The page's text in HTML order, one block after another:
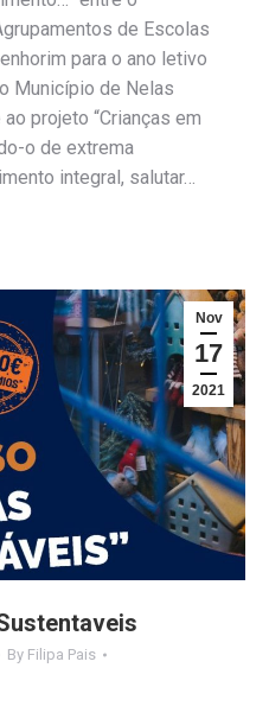
de Escolas
para o ano letivo
Município de Nelas
projeto “Crianças em
o de extrema
integral, salutar…
Nov
17
2021
By Filipa Pais